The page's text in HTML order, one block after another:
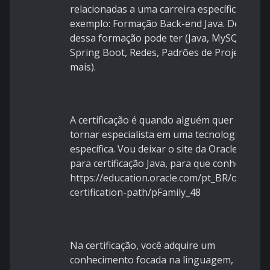
relacionadas a uma carreira específica. Por
exemplo: Formação Back-end Java. Dentro
dessa formação pode ter (Java, MySQL,
Spring Boot, Redes, Padrões de Projetos e
mais).
A certificação é quando alguém quer se
tornar especialista em uma tecnologia
específica. Vou deixar o site da Oracle,
para certificação Java, para que conheça:
https://education.oracle.com/pt_BR/oracle-
certification-path/pFamily_48
Na certificação, você adquire um
conhecimento focada na linguagem, de